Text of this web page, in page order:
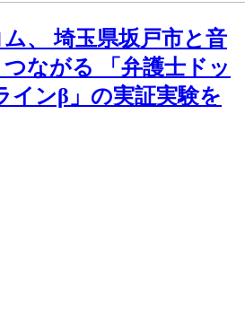
、 埼玉県坂戸市と音
ながる 「弁護士ドッ
インβ」の実証実験を